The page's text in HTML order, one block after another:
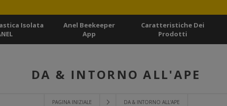
Isolata
Anel Beekeeper
App
Caratteristiche Dei
Prodotti
PAGINA INIZIALE DA & INTORNO ALL'APE
DA & INTORNO ALL'APE